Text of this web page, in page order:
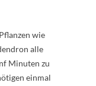
wie
alle
Minuten zu
einmal